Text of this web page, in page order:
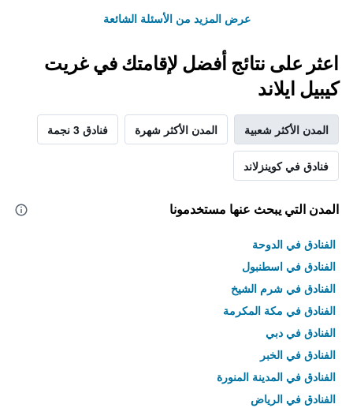
عرض المزيد من الأسئلة الشائعة
اعثر على نتائج أفضل لإقامتك في غريت
كيبيل ايلاند
المدن الأكثر شعبية المدن الأكثر شهرة فنادق 3 نجمة
فنادق في كوينزلاند
المدن التي يبحث عنها مستخدمونا
الفنادق في الدوحة
الفنادق في اسطنبول
الفنادق في شرم الشيخ
الفنادق في مكة المكرمة
الفنادق في دبي
الفنادق في الخبر
الفنادق في المدينة المنورة
الفنادق في الرياض